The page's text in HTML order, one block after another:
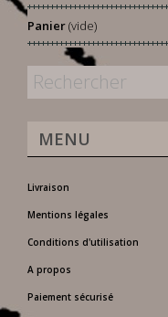
Panier(vide)
MENU
Livraison
Mentions légales
Conditions d'utilisation
A propos
Paiement sécurisé